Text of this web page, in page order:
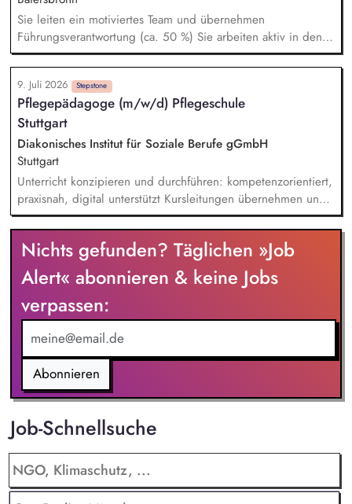
Förderung der sozialen Kompetenz und Eigenverantwortung
von Schülern und Schülerinnen durch gezielte Projekte und
Angebote
Sie leiten ein motiviertes Team und übernehmen
Führungsverantwortung (ca. 50 %) Sie arbeiten aktiv in den
Bereichen Besondere Wohnform (19 Plätze), Ambulant
unterstütztes Wohnen (AWS, aktuell 15 Plätze) und
Tagesstruktur mit Sie begleiten Menschen im Alltag, geben
pädagogische Anleitung und übernehmen bei Bedarf auch
grundpflegerische Tätigkeiten Sie entwickeln kreative
Angebote und Freizeitaktivitäten für unsere Klienten Sie
bringen Ihre Ideen ein und tragen zur kontinuierlichen
Weiterentwicklung unserer Angebote bei
9. Juli 2026 Stepstone
Pflegepädagoge (m/w/d) Pflegeschule
Stuttgart
Diakonisches Institut für Soziale Berufe gGmbH
Stuttgart
Unterricht konzipieren und durchführen: kompetenzorientiert,
praxisnah, digital unterstützt Kursleitungen übernehmen und
Lernprozesse individuell begleiten Prüfungen und Curricula
weiterentwickeln; Qualität im Blick behalten Mit
Praxiseinrichtungen partnerschaftlich zusammenarbeiten
Lehr-/Lernformate gestalten (Skills-Lab, Simulation, LMS)
Nichts gefunden? Täglichen »Job
Alert« abonnieren & keine Jobs
verpassen:
Abonnieren
Job-Schnellsuche